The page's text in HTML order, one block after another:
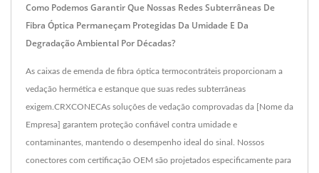
Como Podemos Garantir Que Nossas Redes Subterrâneas De
Fibra Óptica Permaneçam Protegidas Da Umidade E Da
Degradação Ambiental Por Décadas?
As caixas de emenda de fibra óptica termocontráteis proporcionam a
vedação hermética e estanque que suas redes subterrâneas
exigem.CRXCONECAs soluções de vedação comprovadas da [Nome da
Empresa] garantem proteção confiável contra umidade e
contaminantes, mantendo o desempenho ideal do sinal. Nossos
conectores com certificação OEM são projetados especificamente para